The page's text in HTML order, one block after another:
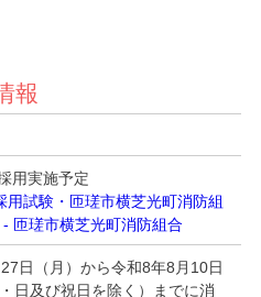
報
用実施予定
用試験・匝瑳市横芝光町消防組
匝瑳市横芝光町消防組合
日（月）から令和8年8月10日
・日及び祝日を除く）までに消